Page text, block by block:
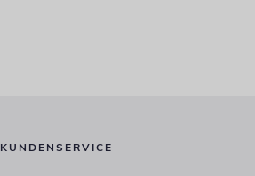
KUNDENSERVICE